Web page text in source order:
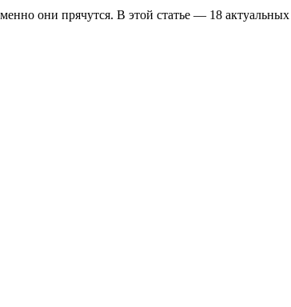
они прячутся. В этой статье — 18